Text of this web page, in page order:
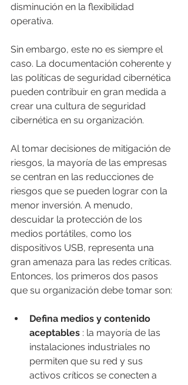
disminución en la flexibilidad
operativa.
Sin embargo, este no es siempre el
caso. La documentación coherente y
las políticas de seguridad cibernética
pueden contribuir en gran medida a
crear una cultura de seguridad
cibernética en su organización.
Al tomar decisiones de mitigación de
riesgos, la mayoría de las empresas
se centran en las reducciones de
riesgos que se pueden lograr con la
menor inversión. A menudo,
descuidar la protección de los
medios portátiles, como los
dispositivos USB, representa una
gran amenaza para las redes críticas.
Entonces, los primeros dos pasos
que su organización debe tomar son:
Defina medios y contenido
aceptables : la mayoría de las
instalaciones industriales no
permiten que su red y sus
activos críticos se conecten a